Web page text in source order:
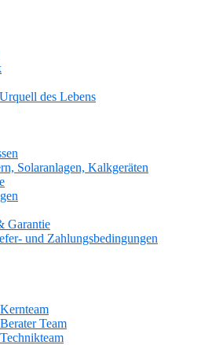
des Lebens
Solaranlagen, Kalkgeräten
Garantie
und Zahlungsbedingungen
Team